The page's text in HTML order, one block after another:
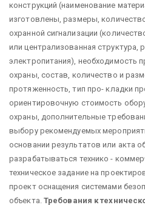
конструкций (наименование
изготовлены, размеры,
охранной сигнализации
или централизованная структура,
электропитания), необходимость
охраны, состав, количество и
протяженность, тип про- кладки
ориентировочную стоимость
охраны, дополнительные
выбору рекомендуемых
основании результатов или акта
разрабатываться технико -
техническое задание на
проект оснащения системами
объекта. Требования к